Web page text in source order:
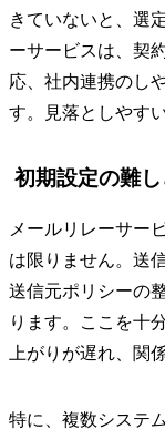
きていないと、選
ーサービスは、契
応、社内連携のし
す。見落としやす
初期設定の難
メールリレーサー
は限りません。送
送信元ポリシーの
ります。ここを十
上がりが遅れ、関
特に、複数システ